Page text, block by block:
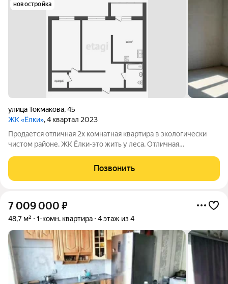
новостройка
улица Токмакова,45
ЖК «Ёлки», 4 квартал 2023
Продается отличная 2х комнатная квартира в экологически
чистом районе. ЖК Ёлки-это жить у леса. Отличная
города. Планировка квартиры: кухня совмещена с гостиной
плюс комната), увеличен сан узел,
Позвонить
7 009 000 ₽
48,7 м² 1-комн. квартира 4 этаж из 4